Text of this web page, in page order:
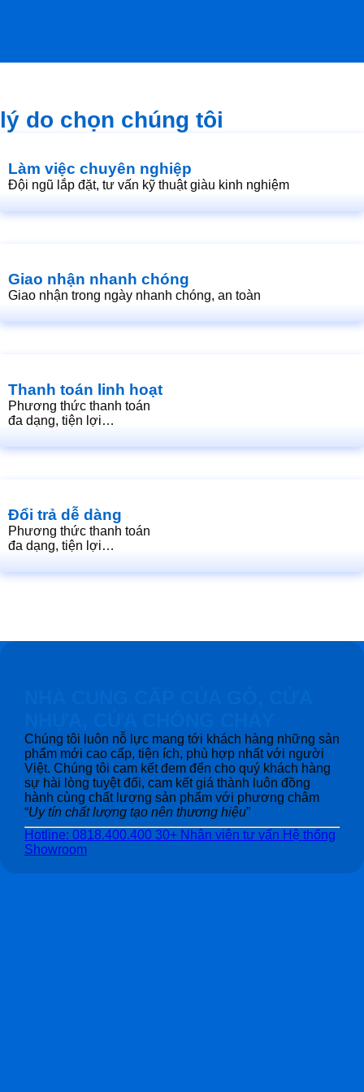
lý do chọn chúng tôi
Làm việc chuyên nghiệp
Đội ngũ lắp đặt, tư vấn kỹ thuật giàu kinh nghiệm
Giao nhận nhanh chóng
Giao nhận trong ngày nhanh chóng, an toàn
Thanh toán linh hoạt
Phương thức thanh toán
đa dạng, tiện lợi…
Đổi trả dễ dàng
Phương thức thanh toán
đa dạng, tiện lợi…
Chúng tôi luôn nỗ lực mang tới khách hàng những sản
phẩm mới cao cấp, tiện ích, phù hợp nhất với người
Việt. Chúng tôi cam kết đem đến cho quý khách hàng
sự hài lòng tuyệt đối, cam kết giá thành luôn đồng
hành cùng chất lượng sản phẩm với phương châm
“Uy tín chất lượng tạo nên thương hiệu”
Hotline: 0818.400.400 30+ Nhân viên tư vấn Hệ thống
Showroom